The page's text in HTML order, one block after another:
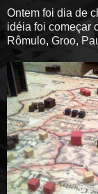
Ontem foi dia de
idéia foi começar
Rômulo, Groo,